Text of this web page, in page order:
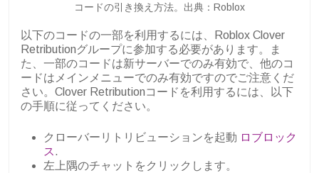
コードの引き換え方法。出典：Roblox
以下のコードの一部を利用するには、Roblox Clover
Retributionグループに参加する必要があります。ま
た、一部のコードは新サーバーでのみ有効で、他のコ
ードはメインメニューでのみ有効ですのでご注意くだ
さい。Clover Retributionコードを利用するには、以下
の手順に従ってください。
クローバーリトリビューションを起動 ロブロック
ス.
左上隅のチャットをクリックします。